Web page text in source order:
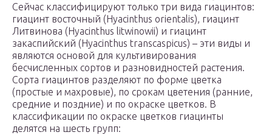
Сейчас классифицируют только три вида гиацинтов:
гиацинт восточный (Hyacinthus orientalis), гиацинт
Литвинова (Hyacinthus litwinowii) и гиацинт
закаспийский (Hyacinthus transcaspicus) – эти виды и
являются основой для культивирования
бесчисленных сортов и разновидностей растения.
Сорта гиацинтов разделяют по форме цветка
(простые и махровые), по срокам цветения (ранние,
средние и поздние) и по окраске цветков. В
классификации по окраске цветков гиацинты
делятся на шесть групп: